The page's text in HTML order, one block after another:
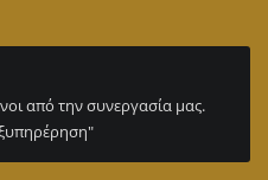
από την συνεργασία μας.